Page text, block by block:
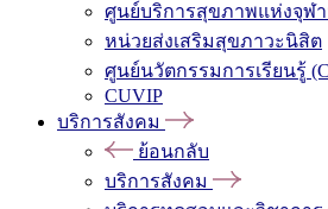
ศูนย์บริการสุขภาพแห่งจุฬา
หน่วยส่งเสริมสุขภาวะนิสิต
ศูนย์นวัตกรรมการเรียนรู้
CUVIP
บริการสังคม
ย้อนกลับ
บริการสังคม